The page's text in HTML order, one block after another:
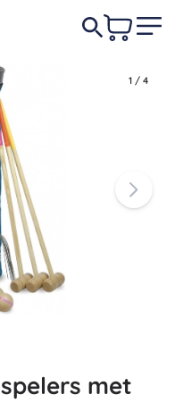
1 / 4
met
In